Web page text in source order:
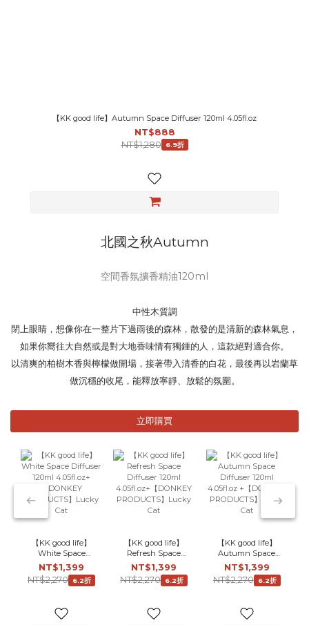
【KK good life】Autumn Space Diffuser 120ml 4.05fl.oz
NT$888
NT$1,280
6.9折
北國之秋Autumn
空間香氛擴香精油120ml
中性木質調
閉上眼睛，想像你在一整片下過雨後的森林，散發的是清新的森林氣息，
如果你嚮往大自然或是對大地香味情有獨鍾的人，這款絕對適合你。
以清爽的柏樹木香與檸檬做開場，接著帶入清香的白花，最後再以岩蘭草
做沉穩的收尾，能釋放寧靜、放鬆的氛圍。
立即購買
【KK good life】
White Space
Diffuser 120ml
4.05fl.oz+
【DONKEY
NT$1,399
NT$2,270
6.2折
【KK good life】
Refresh Space
Diffuser 120ml
4.05fl.oz+
【DONKEY
NT$1,399
NT$2,270 6.2折
【KK good life】
Autumn Space
Diffuser 120ml
4.05fl.oz +
【DONKEY
NT$1,399
NT$2,270
6.2折